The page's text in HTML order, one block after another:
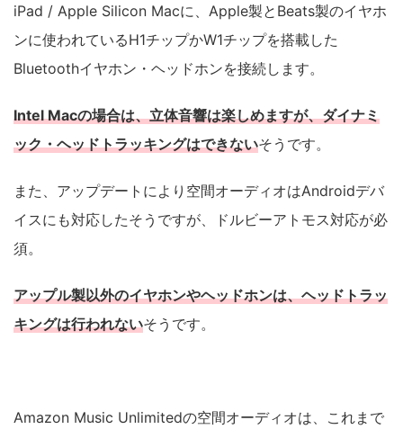
iPad / Apple Silicon Macに、Apple製とBeats製のイヤホ
ンに使われているH1チップかW1チップを搭載した
Bluetoothイヤホン・ヘッドホンを接続します。
Intel Macの場合は、立体音響は楽しめますが、ダイナミ
ック・ヘッドトラッキングはできないそうです。
また、アップデートにより空間オーディオはAndroidデバ
イスにも対応したそうですが、ドルビーアトモス対応が必
須。
アップル製以外のイヤホンやヘッドホンは、ヘッドトラッ
キングは行われないそうです。
Amazon Music Unlimitedの空間オーディオは、これまで